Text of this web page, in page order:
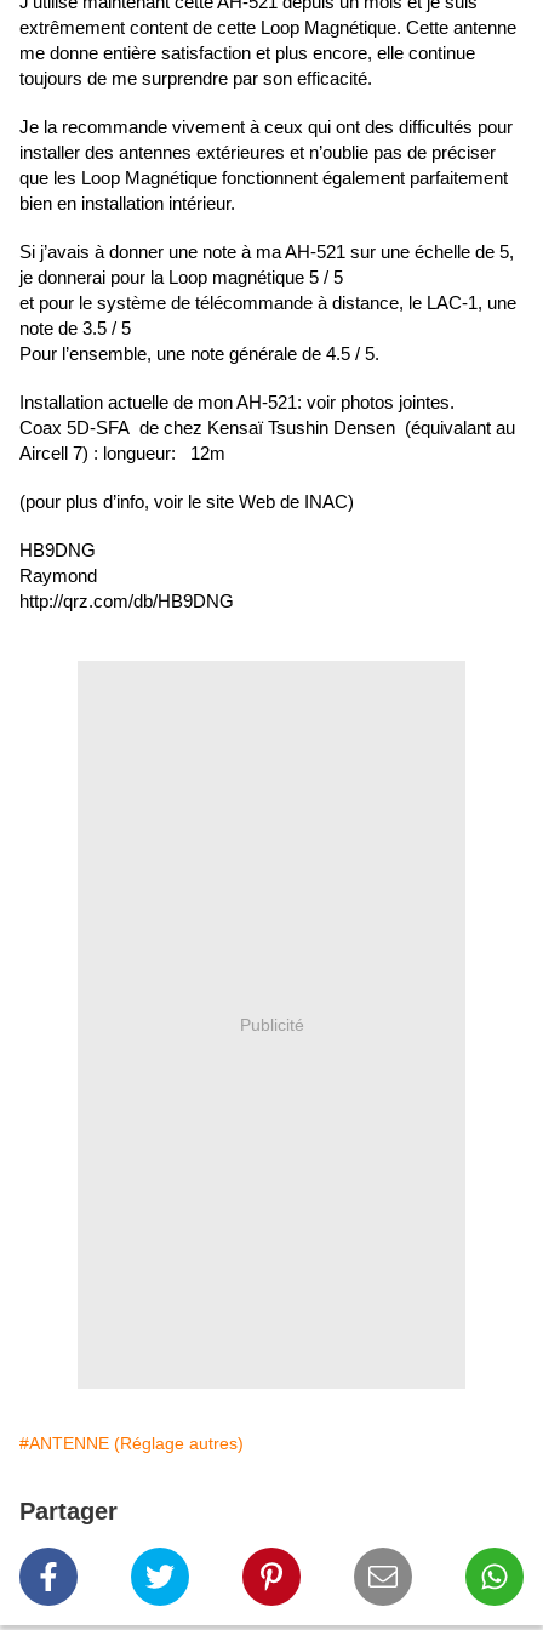
extrêmement content de cette Loop Magnétique. Cette antenne
me donne entière satisfaction et plus encore, elle continue
toujours de me surprendre par son efficacité.
Je la recommande vivement à ceux qui ont des difficultés pour
installer des antennes extérieures et n’oublie pas de préciser
que les Loop Magnétique fonctionnent également parfaitement
bien en installation intérieur.
Si j’avais à donner une note à ma AH-521 sur une échelle de 5,
je donnerai pour la Loop magnétique 5 / 5
et pour le système de télécommande à distance, le LAC-1, une
note de 3.5 / 5
Pour l’ensemble, une note générale de 4.5 / 5.
Installation actuelle de mon AH-521: voir photos jointes.
Coax 5D-SFA de chez Kensaï Tsushin Densen (équivalant au
Aircell 7) : longueur: 12m
(pour plus d’info, voir le site Web de INAC)
HB9DNG
Raymond
http://qrz.com/db/HB9DNG
Publicité
#ANTENNE (Réglage autres)
Partager